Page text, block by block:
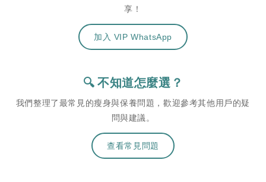
享！
加入 VIP WhatsApp
🔍 不知道怎麼選？
我們整理了最常見的瘦身與保養問題，歡迎參考其他用戶的疑
問與建議。
查看常見問題